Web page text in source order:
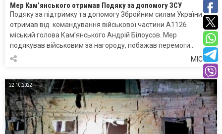
Мер Кам’янського отримав Подяку за допомогу ЗСУ
Подяку за підтримку та допомогу Збройним силам України
отримав від командування військової частини А1126
міський голова Кам’янського Андрій Білоусов. Мер
подякував військовим за нагороду, побажав перемоги…
МІСТО
22.10.2022